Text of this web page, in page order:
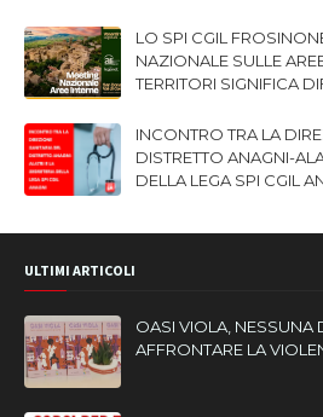
LO SPI CGIL
NAZIONALE SULLE
TERRITORI SIGNIFICA
INCONTRO TRA LA
DISTRETTO ANAGNI-
DELLA LEGA SPI CGIL
ULTIMI ARTICOLI
OASI VIOLA, NESSUNA
AFFRONTARE LA